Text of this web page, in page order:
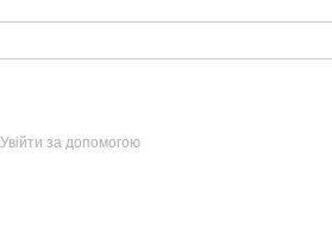
Увійти за допомогою